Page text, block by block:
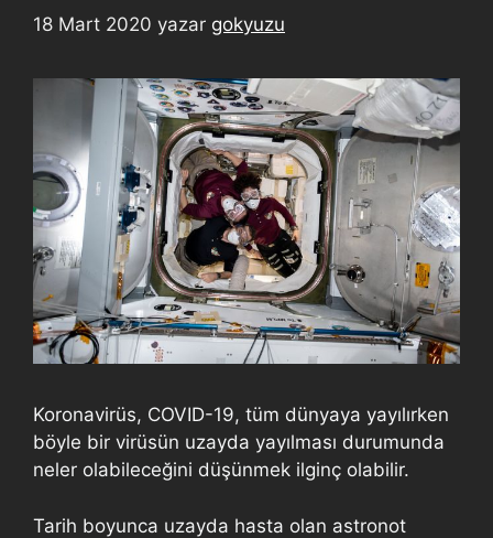
18 Mart 2020 yazar gokyuzu
Koronavirüs, COVID-19, tüm dünyaya yayılırken
böyle bir virüsün uzayda yayılması durumunda
neler olabileceğini düşünmek ilginç olabilir.
Tarih boyunca uzayda hasta olan astronot